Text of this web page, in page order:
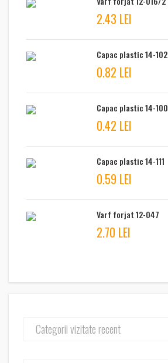
2.43 LEI
Capac plastic 14-102
0.82 LEI
Capac plastic 14-100
0.42 LEI
Capac plastic 14-111
0.59 LEI
Varf forjat 12-047
2.70 LEI
Categorii vizitate recent